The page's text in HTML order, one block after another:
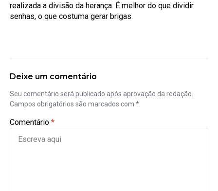
realizada a divisão da herança. É melhor do que dividir
senhas, o que costuma gerar brigas.
Deixe um comentário
Seu comentário será publicado após aprovação da redação.
Campos obrigatórios são marcados com *.
Comentário *